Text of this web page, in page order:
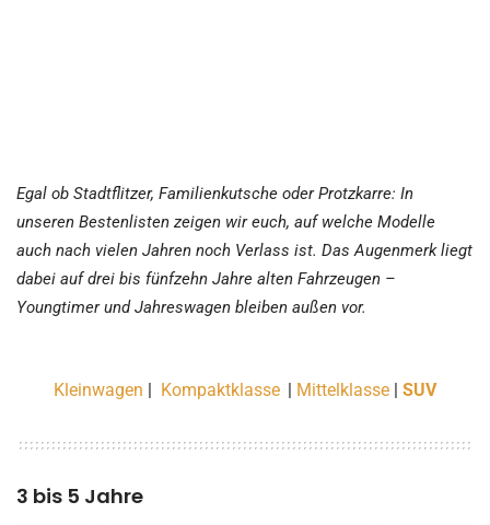
Egal ob Stadtflitzer, Familienkutsche oder Protzkarre: In
unseren Bestenlisten zeigen wir euch, auf welche Modelle
auch nach vielen Jahren noch Verlass ist. Das Augenmerk liegt
dabei auf drei bis fünfzehn Jahre alten Fahrzeugen –
Youngtimer und Jahreswagen bleiben außen vor.
Kleinwagen | Kompaktklasse | Mittelklasse| SUV
3 bis 5 Jahre